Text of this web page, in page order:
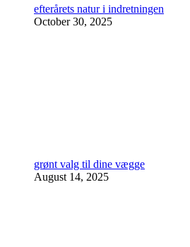
efterårets natur i indretningen
October 30, 2025
grønt valg til dine vægge
August 14, 2025